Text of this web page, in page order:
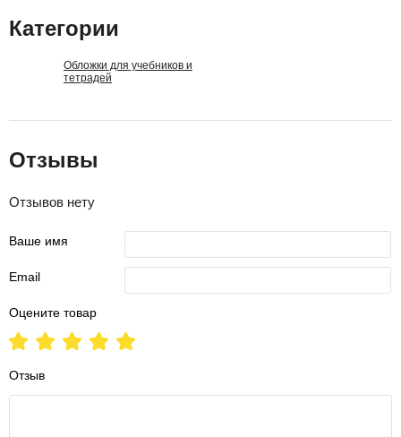
Категории
Обложки для учебников и
тетрадей
Отзывы
Отзывов нету
Ваше имя
Email
Оцените товар
Отзыв